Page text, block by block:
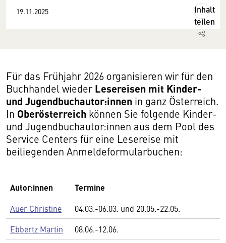
19.11.2025
Inhalt
teilen
Für das Frühjahr 2026 organisieren wir für den
Buchhandel wieder Lesereisen mit Kinder-
und Jugendbuchautor:innen in ganz Österreich.
In Oberösterreich können Sie folgende Kinder-
und Jugendbuchautor:innen aus dem Pool des
Service Centers für eine Lesereise mit
beiliegenden Anmeldeformularbuchen:
Autor:innen Termine
Auer Christine
04.03.-06.03. und 20.05.-22.05.
Ebbertz Martin
08.06.-12.06.